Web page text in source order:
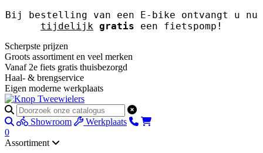
Bij bestelling van een E-bike ontvangt u nu
tijdelijk gratis een fietspomp!
Scherpste prijzen
Groots assortiment en veel merken
Vanaf 2e fiets gratis thuisbezorgd
Haal- & brengservice
Eigen moderne werkplaats
Showroom
Werkplaats
0
Assortiment